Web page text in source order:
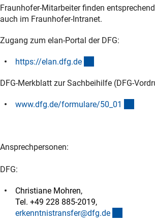
Fraunhofer-Mitarbeiter finden
auch im Fraunhofer-Intranet.
Zugang zum elan-Portal der DFG:
https://elan.dfg.de
DFG-Merkblatt zur Sachbeihilfe (DFG-
www.dfg.de/formulare/50_01
Ansprechpersonen:
DFG:
Christiane Mohren,
Tel. +49 228 885-2019,
erkenntnistransfer@dfg.de